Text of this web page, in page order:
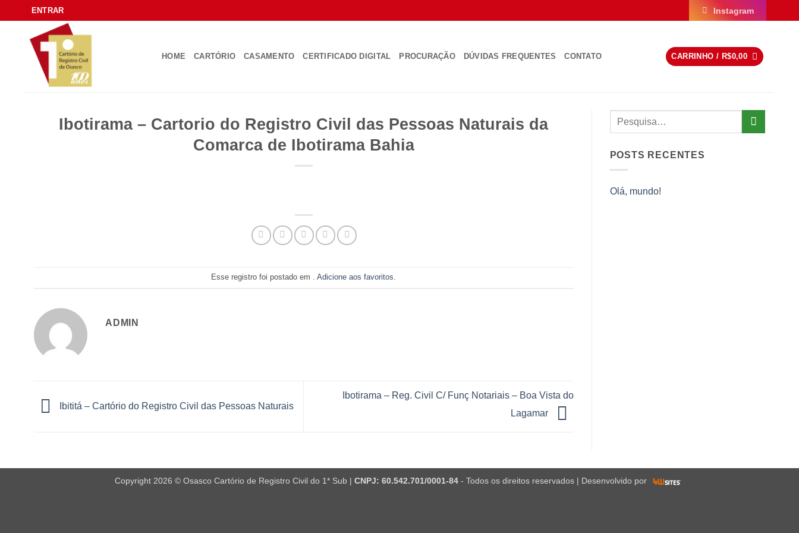
to
content
ENTRAR Instagram
HOME CARTÓRIO CASAMENTO CERTIFICADO DIGITAL PROCURAÇÃO DÚVIDAS FREQUENTES CONTATO CARRINHO / R$0,00
Ibotirama – Cartorio do Registro Civil das Pessoas Naturais da
Comarca de Ibotirama Bahia
Esse registro foi postado em .Adicione aos favoritos.
ADMIN
Ibititá – Cartório do Registro Civil das Pessoas Naturais
Ibotirama – Reg. Civil C/ Funç Notariais – Boa Vista do
Lagamar
POSTS RECENTES
Olá, mundo!
Copyright 2026 © Osasco Cartório de Registro Civil do 1* Sub | CNPJ: 60.542.701/0001-84- Todos os direitos reservados | Desenvolvido por